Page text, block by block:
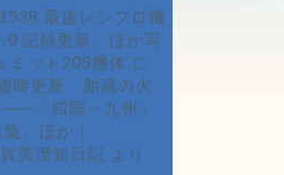
最速レシプロ機
記録更新、ほか写
ミット209機体 に
時更新 胎蔵の火
「四国・九州」
、ほか｜
美茂知日記 より